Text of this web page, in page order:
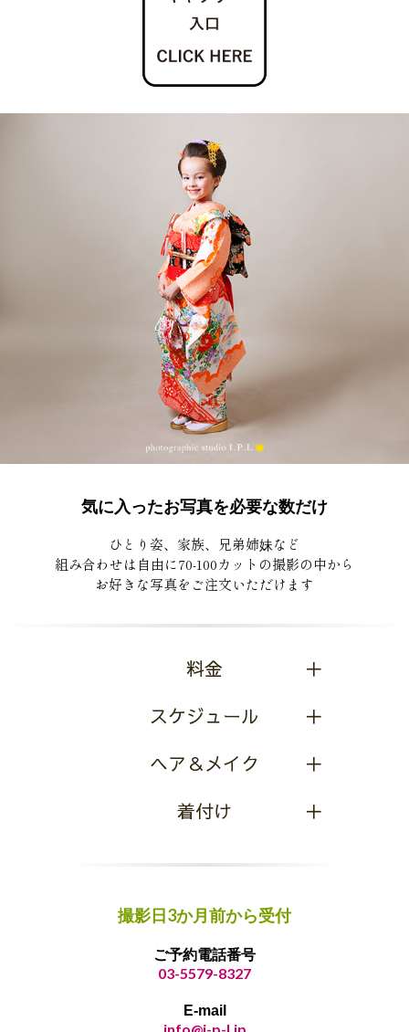
気に入ったお写真を必要な数だけ
ひとり姿、家族、兄弟姉妹など
組み合わせは自由に70-100カットの撮影の中から
お好きな写真をご注文いただけます
料金
スケジュール
ヘア＆メイク
着付け
撮影日3か月前から受付
ご予約電話番号
03-5579-8327
E-mail